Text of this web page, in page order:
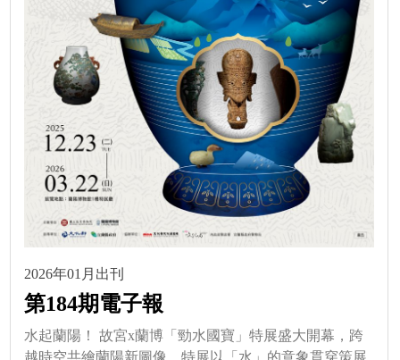
2026年01月出刊
第184期電子報
水起蘭陽！ 故宮x蘭博「勁水國寶」特展盛大開幕，跨